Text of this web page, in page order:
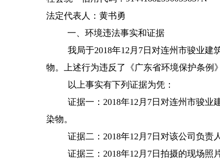
法定代表人：黄书勇
一、环境违法事实和证据
我局于2018年12 月 7日对连州市骏业建
物。 上述行为违反了 《广东省环境保护条例
以上事实有下列证据为凭 ：
证据一： 2018年12月7日对连州市骏业
染物。
证据二： 2018年12月7日对该公司负责
证据三： 2018年12月7日拍摄的现场照